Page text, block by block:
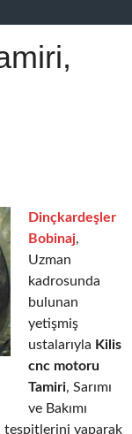
Dinçkardeşler
Bobinaj,
Uzman
kadrosunda
bulunan
yetişmiş
ustalarıyla Kilis
cnc motoru
Tamiri, Sarımı
ve Bakımı
tespitlerini yaparak